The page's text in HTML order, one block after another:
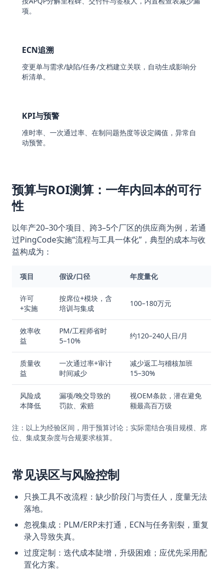
项。
ECN追溯
变更单与需求/缺陷/任务/文档建立关联，自动生成影响分
析清单。
KPI与预警
准时率、一次通过率、在制问题热度等设定阈值，异常自
动预警。
预算与ROI测算：一年内回本的可行
性
以年产20–30个项目、跨3–5个厂区的供应商为例，若通
过PingCode实施“流程与工具一体化”，典型的成本与收
益构成为：
项目 假设/口径 年度量化
许可
+实施
按席位+模块，含
培训与集成
100–180万元
效率收
益
PM/工程师省时
5–10%
约120–240人日/月
质量收
益
一次通过率+审计
时间减少
减少返工与稽核加班
15–30%
风险成
本降低
漏项/晚交导致的
罚款、索赔
视OEM条款，潜在避免
额最高百万级
注：以上为经验区间，用于预算讨论；实际需结合项目规模、席
位、集成复杂度与合规要求核算。
常见误区与风险控制
只换工具不改流程：缺少阶段门与责任人，度量无法
落地。
忽视集成：PLM/ERP未打通，ECN与任务割裂，重复
录入导致失真。
过度定制：迭代成本陡增，升级困难；应优先采用配
置化方案。